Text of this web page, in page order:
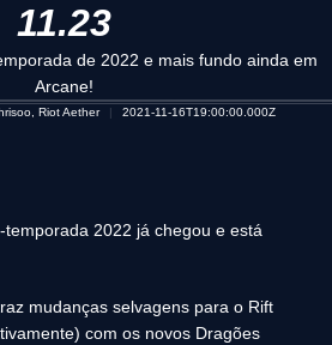
11.23
de 2022 e mais fundo ainda em
Arcane!
Riot Aether 2021-11-16T19:00:00.000Z
temporada 2022 já chegou e está
mudanças selvagens para o Rift
com os novos Dragões